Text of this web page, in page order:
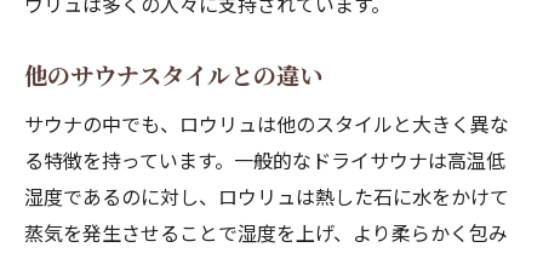
サウナ文化と健康の関係
他のサウナスタイルとの違い
サウナの中でも、ロウリュは他のスタイルと大きく異な
る特徴を持っています。一般的なドライサウナは高温低
湿度であるのに対し、ロウリュは熱した石に水をかけて
蒸気を発生させることで湿度を上げ、より柔らかく包み